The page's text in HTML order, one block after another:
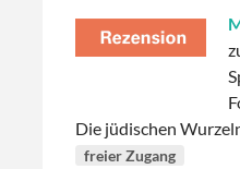
Die jüdischen
freier Zugang